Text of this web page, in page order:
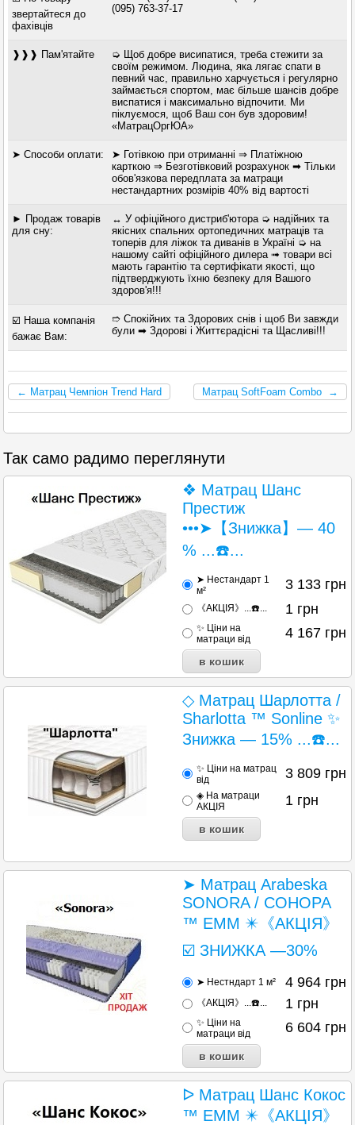
звертайтеся до
фахівців
(095) 763-37-17
❱❱❱ Пам'ятайте
➭ Щоб добре висипатися, треба стежити за
своїм режимом. Людина, яка лягає спати в
певний час, правильно харчується і регулярно
займається спортом, має більше шансів добре
виспатися і максимально відпочити. Ми
піклуємося, щоб Ваш сон був здоровим!
«МатрацОргЮА»
➤ Способи оплати:
➤ Готівкою при отриманні ⇒ Платіжною
карткою ⇒ Безготівковий розрахунок ➡ Тільки
обов'язкова передплата за матраци
нестандартних розмірів 40% від вартості
► Продаж товарів
для сну:
↔ У офіційного дистриб'ютора ➭ надійних та
якісних спальних ортопедичних матраців та
топерів для ліжок та диванів в Україні ➭ на
нашому сайті офіційного дилера ➟ товари всі
мають гарантію та сертифікати якості, що
підтверджують їхню безпеку для Вашого
здоров'я!!!
☑️ Наша компанія
бажає Вам:
➱ Спокійних та Здорових снів і щоб Ви завжди
були ➡ Здорові і Життєрадісні та Щасливі!!!
← Матрац Чемпіон Trend Hard Матрац SoftFoam Combo →
Так само радимо переглянути
❖ Матрац Шанс
Престиж
•••➤【Знижка】— 40
% ...☎️...
➤ Нестандарт 1
м²
3 133 грн
《АКЦІЯ》...☎️... 1 грн
✨ Ціни на
матраци від
4 167 грн
◇ Матрац Шарлотта /
Sharlotta ™ Sonline ✨
Знижка — 15% ...☎️...
✨ Ціни на матрац
від
3 809 грн
◈ На матраци
АКЦІЯ
1 грн
➤ Матрац Arabeska
SONORA / СОНОРА
™ ЕММ ✴️《АКЦІЯ》
☑️ ЗНИЖКА —30%
➤ Нестндарт 1 м² 4 964 грн
《АКЦІЯ》...☎️... 1 грн
✨ Ціни на
матраци від
6 604 грн
ᐅ Матрац Шанс Кокос
™ EMM ✴️《АКЦІЯ》